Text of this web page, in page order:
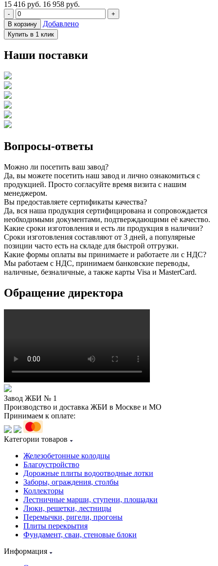
15 416 руб. 16 958 руб.
-
+
В корзину
Добавлено
Купить в 1 клик
Наши поставки
Вопросы-ответы
Можно ли посетить ваш завод?
Да, вы можете посетить наш завод и лично ознакомиться с
продукцией. Просто согласуйте время визита с нашим
менеджером.
Вы предоставляете сертификаты качества?
Да, вся наша продукция сертифицирована и сопровождается
необходимыми документами, подтверждающими её качество.
Какие сроки изготовления и есть ли продукция в наличии?
Сроки изготовления составляют от 3 дней, а популярные
позиции часто есть на складе для быстрой отгрузки.
Какие формы оплаты вы принимаете и работаете ли с НДС?
Мы работаем с НДС, принимаем банковские переводы,
наличные, безналичные, а также карты Visa и MasterCard.
Обращение директора
Завод ЖБИ № 1
Производство и доставка ЖБИ в Москве и МО
Принимаем к оплате:
Категории товаров
Железобетонные колодцы
Благоустройство
Дорожные плиты водоотводные лотки
Заборы, ограждения, столбы
Коллекторы
Лестничные марши, ступени, площадки
Люки, решетки, лестницы
Перемычки, ригели, прогоны
Плиты перекрытия
Фундамент, сваи, стеновые блоки
Информация